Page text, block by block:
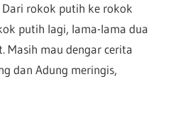
rokok putih ke rokok
putih lagi, lama-lama dua
Masih mau dengar cerita
dan Adung meringis,